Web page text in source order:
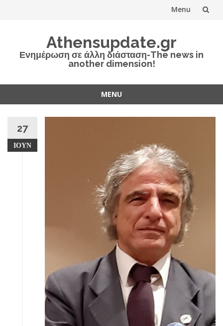
Menu
Athensupdate.gr
Ενημέρωση σε άλλη διάσταση-The news in
another dimension!
MENU
content
27
ΙΟΎΝ